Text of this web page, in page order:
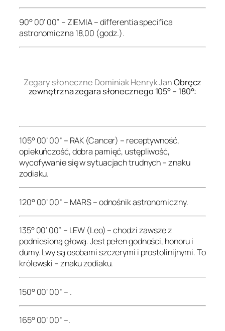
90° 00’ 00” – ZIEMIA – differentia specifica
astronomiczna 18,00 (godz.).
Zegary słoneczne Dominiak Henryk JanObręcz
zewnętrzna zegara słonecznego 105° – 180°:
105° 00’ 00” – RAK (Cancer) – receptywność,
opiekuńczość, dobra pamięć, ustępliwość,
wycofywanie się w sytuacjach trudnych – znaku
zodiaku.
120° 00’ 00” – MARS – odnośnik astronomiczny.
135° 00’ 00” – LEW (Leo) – chodzi zawsze z
podniesioną głową. Jest pełen godności, honoru i
dumy. Lwy są osobami szczerymi i prostolinijnymi. To
królewski – znaku zodiaku.
150° 00’ 00” – .
165° 00’ 00” –.